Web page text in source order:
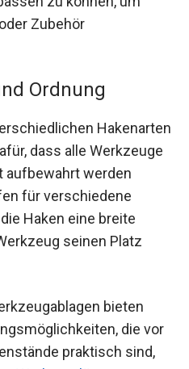
Zubehör
Ordnung
Hakenarten
dass alle Werkzeuge
aufbewahrt werden
für verschiedene
Haken eine breite
seinen Platz
bieten
die vor
praktisch sind,